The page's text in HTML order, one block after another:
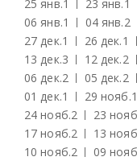
25 янв.1 23 янв.1
06 янв.1 04 янв.2
27 дек.1 26 дек.1
13 дек.3 12 дек.2
06 дек.2 05 дек.2
01 дек.1 29 нояб.1
24 нояб.2 23
17 нояб.2 13
10 нояб.2 09